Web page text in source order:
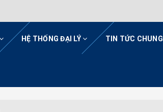
HỆ THỐNG ĐẠI LÝ TIN TỨC CHUNG